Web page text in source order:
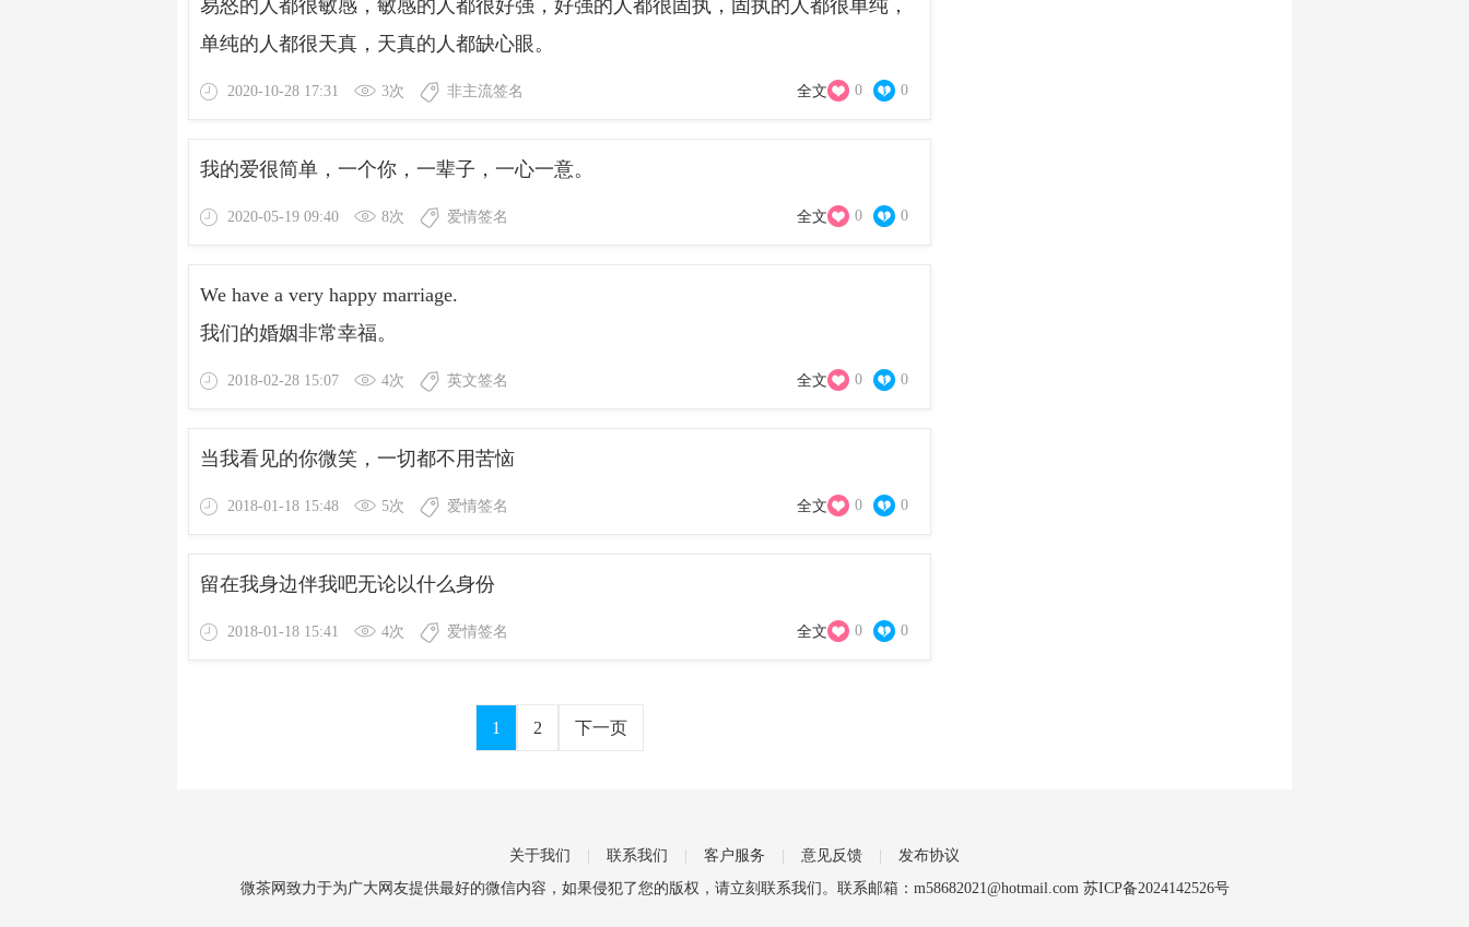
易怒的人都很敏感，敏感的人都很好强，好强的人都很固执，固执的人都很单纯，
单纯的人都很天真，天真的人都缺心眼。
0
0
全文
2020-10-28 17:31 3次 非主流签名
我的爱很简单，一个你，一辈子，一心一意。
0
0
全文
2020-05-19 09:40 8次 爱情签名
We have a very happy marriage.
我们的婚姻非常幸福。
0
0
全文
2018-02-28 15:07 4次 英文签名
当我看见的你微笑，一切都不用苦恼
0
0
全文
2018-01-18 15:48 5次 爱情签名
留在我身边伴我吧无论以什么身份
0
0
全文
2018-01-18 15:41 4次 爱情签名
1 2 下一页
关于我们 联系我们 客户服务 意见反馈
发布协议
微茶网致力于为广大网友提供最好的微信内容，如果侵犯了您的版权，请立刻联系我们。联系邮箱：m58682021@hotmail.com 苏ICP备2024142526号